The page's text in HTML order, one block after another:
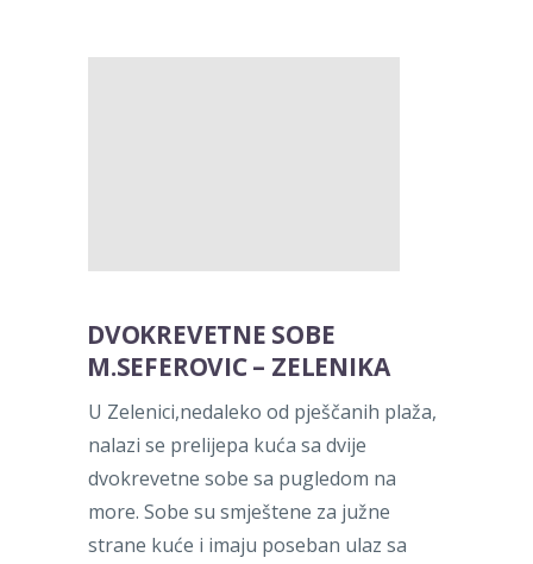
DVOKREVETNE SOBE
M.SEFEROVIC – ZELENIKA
U Zelenici,nedaleko od pješčanih plaža,
nalazi se prelijepa kuća sa dvije
dvokrevetne sobe sa pugledom na
more. Sobe su smještene za južne
strane kuće i imaju poseban ulaz sa